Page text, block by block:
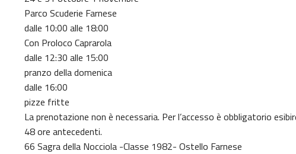
Parco Scuderie Farnese
dalle 10:00 alle 18:00
Con Proloco Caprarola
dalle 12:30 alle 15:00
pranzo della domenica
dalle 16:00
pizze fritte
La prenotazione non è necessaria. Per l’accesso è obbligatorio
48 ore antecedenti.
66 Sagra della Nocciola -Classe 1982- Ostello Farnese